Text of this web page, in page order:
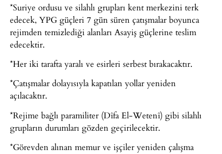
*Suriye ordusu ve silahlı grupları kent merkezini terk
edecek, YPG güçleri 7 gün süren çatışmalar boyunca
rejimden temizlediği alanları Asayiş güçlerine teslim
edecektir.
*Her iki tarafta yaralı ve esirleri serbest bırakacaktır.
*Çatışmalar dolayısıyla kapatılan yollar yeniden
açılacaktır.
*Rejime bağlı paramiliter (Dîfa El-Wetenî) gibi silahlı
grupların durumları gözden geçirilecektir.
*Görevden alınan memur ve işçiler yeniden çalışma